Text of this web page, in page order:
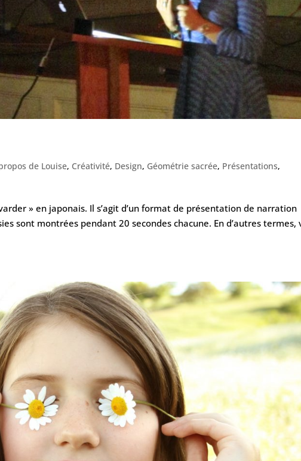
de Louise, Créativité, Design, Géométrie sacrée, Présentations,
» en japonais. Il s’agit d’un format de présentation de narration
sont montrées pendant 20 secondes chacune. En d’autres termes,